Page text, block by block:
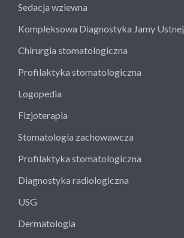
Sedacja wziewna
Kompleksowa Diagnostyka Jamy Ustnej
Chirurgia stomatologiczna
Profilaktyka stomatologiczna
Logopedia
Fizjoterapia
Stomatologia zachowawcza
Profilaktyka stomatologiczna
Diagnostyka radiologiczna
USG
Dermatologia